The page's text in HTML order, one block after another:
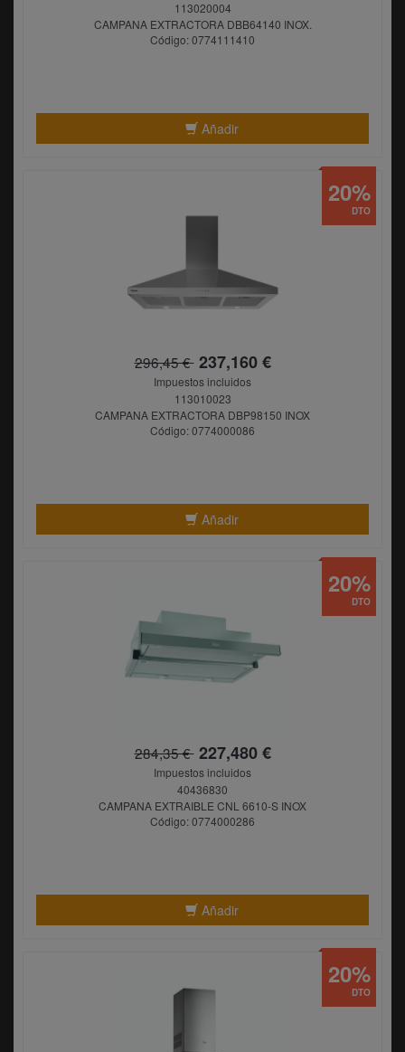
113020004
CAMPANA EXTRACTORA DBB64140 INOX.
Código: 0774111410
Añadir
296,45 €237,160 €
Impuestos incluidos
113010023
CAMPANA EXTRACTORA DBP98150 INOX
Código: 0774000086
Añadir
DTO
20%
284,35 €227,480 €
Impuestos incluidos
40436830
CAMPANA EXTRAIBLE CNL 6610-S INOX
Código: 0774000286
Añadir
DTO
20%
DTO
20%